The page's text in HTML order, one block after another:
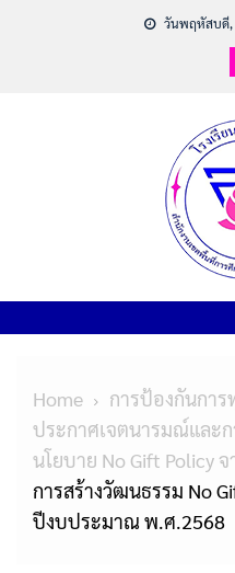
วันพฤหัสบดี,
Home การป้องกันการ
ประกาศเจตนารมณ์และ
นโยบาย No Gift Policy
การสร้างวัฒนธรรม No
ปีงบประมาณ พ.ศ.2568